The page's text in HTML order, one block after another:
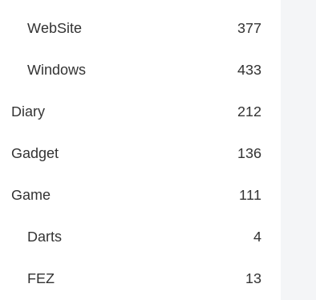
WebSite 377
Windows 433
Diary 212
Gadget 136
Game 111
Darts 4
FEZ 13